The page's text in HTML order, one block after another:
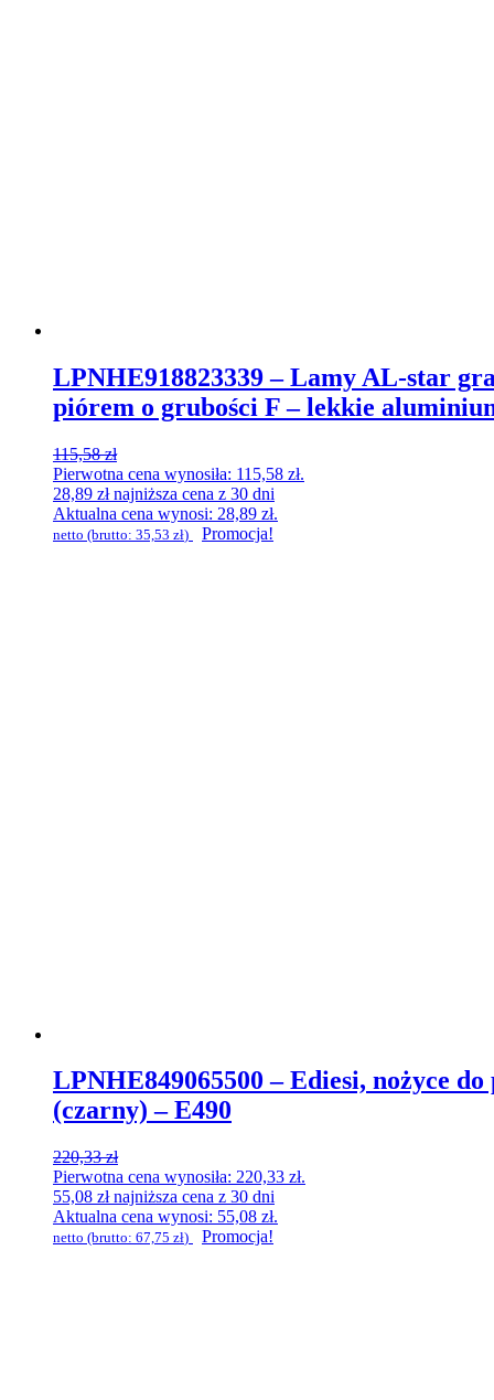
LPNHE918823339 – Lamy AL-star
piórem o grubości F – lekkie
115,58zł
Pierwotna cena wynosiła: 115,58 zł.
28,89 złnajniższa cena z 30 dni
Aktualna cena wynosi: 28,89 zł.
netto (brutto: 35,53 zł) Promocja!
LPNHE849065500 – Ediesi, nożyce
(czarny) – E490
220,33zł
Pierwotna cena wynosiła: 220,33 zł.
55,08 złnajniższa cena z 30 dni
Aktualna cena wynosi: 55,08 zł.
netto (brutto: 67,75 zł) Promocja!